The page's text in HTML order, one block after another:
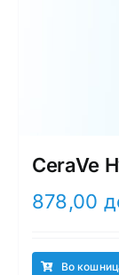
CeraVe
878,00
Во